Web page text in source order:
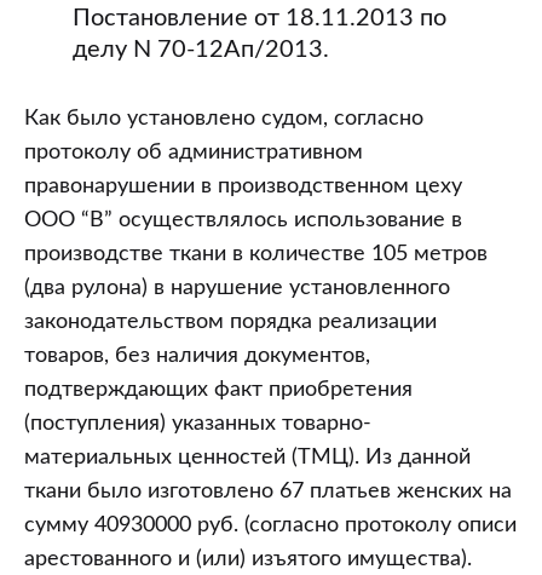
Постановление от 18.11.2013 по
делу N 70-12Ап/2013.
Как было установлено судом, согласно
протоколу об административном
правонарушении в производственном цеху
ООО “В” осуществлялось использование в
производстве ткани в количестве 105 метров
(два рулона) в нарушение установленного
законодательством порядка реализации
товаров, без наличия документов,
подтверждающих факт приобретения
(поступления) указанных товарно-
материальных ценностей (ТМЦ). Из данной
ткани было изготовлено 67 платьев женских на
сумму 40930000 руб. (согласно протоколу описи
арестованного и (или) изъятого имущества).